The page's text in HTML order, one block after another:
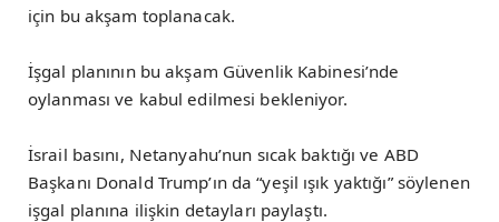
için bu akşam toplanacak.
İşgal planının bu akşam Güvenlik Kabinesi’nde
oylanması ve kabul edilmesi bekleniyor.
İsrail basını, Netanyahu’nun sıcak baktığı ve ABD
Başkanı Donald Trump’ın da “yeşil ışık yaktığı” söylenen
işgal planına ilişkin detayları paylaştı.